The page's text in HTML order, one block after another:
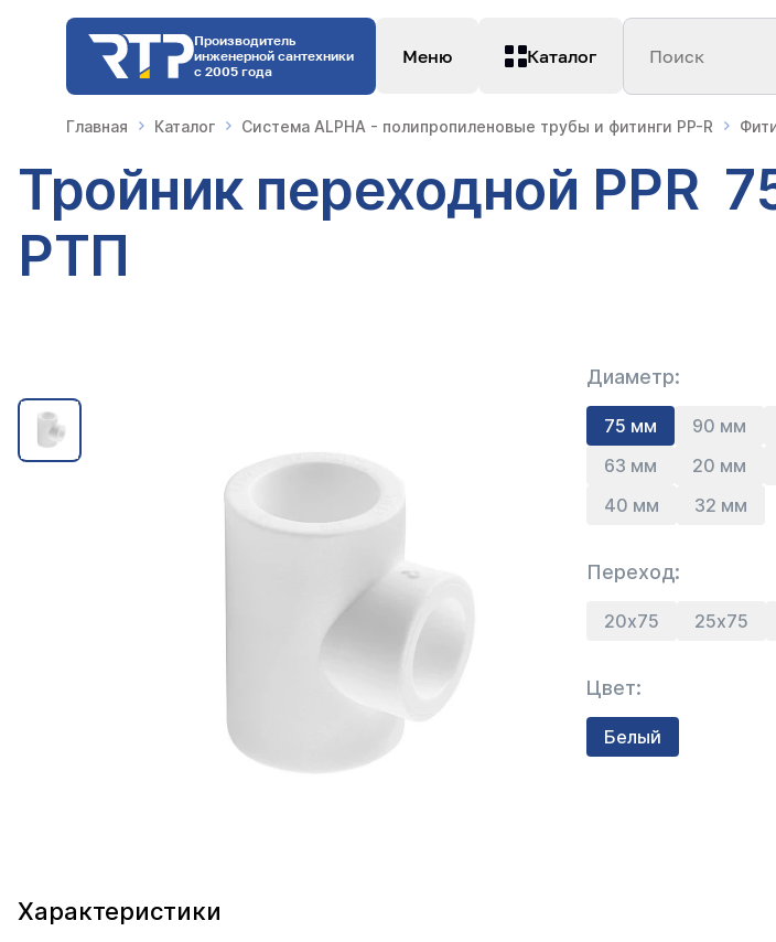
Производитель
инженерной сантехники
с 2005 года
Меню Каталог Поиск
Главная Каталог Система ALPHA - полипропиленовые трубы и фитинги PP-R
Тройник переходной PPR
РТП
Диаметр:
75 мм 90 мм
63 мм
20 мм
40 мм
32 мм
Переход:
20х75 25х75
Цвет:
Белый
Характеристики